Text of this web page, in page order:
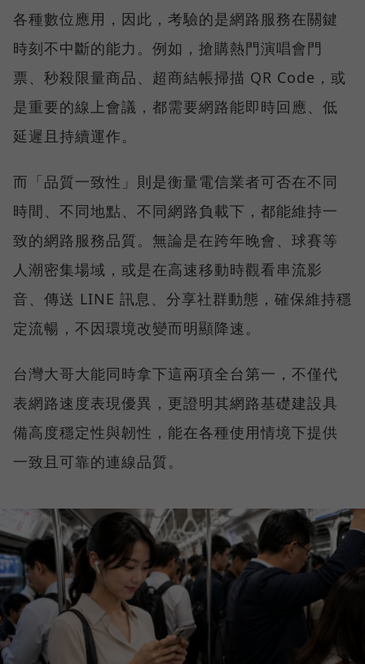
各種數位應用，因此，考驗的是網路服務在關鍵
時刻不中斷的能力。例如，搶購熱門演唱會門
票、秒殺限量商品、超商結帳掃描 QR Code，或
是重要的線上會議，都需要網路能即時回應、低
延遲且持續運作。
而「品質一致性」則是衡量電信業者可否在不同
時間、不同地點、不同網路負載下，都能維持一
致的網路服務品質。無論是在跨年晚會、球賽等
人潮密集場域，或是在高速移動時觀看串流影
音、傳送 LINE 訊息、分享社群動態，確保維持穩
定流暢，不因環境改變而明顯降速。
台灣大哥大能同時拿下這兩項全台第一，不僅代
表網路速度表現優異，更證明其網路基礎建設具
備高度穩定性與韌性，能在各種使用情境下提供
一致且可靠的連線品質。